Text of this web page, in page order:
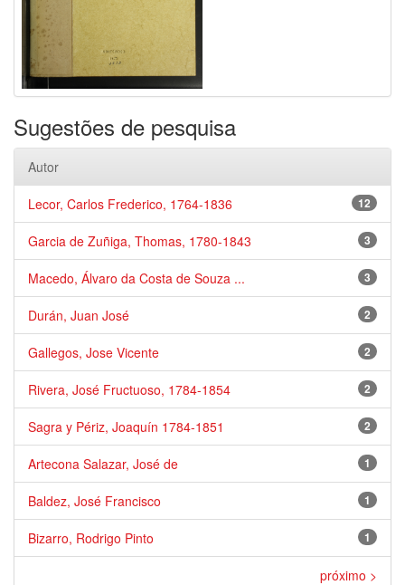
Sugestões de pesquisa
Autor
12
Lecor, Carlos Frederico, 1764-1836
3
Garcia de Zuñiga, Thomas, 1780-1843
3
Macedo, Álvaro da Costa de Souza ...
2
Durán, Juan José
2
Gallegos, Jose Vicente
2
Rivera, José Fructuoso, 1784-1854
2
Sagra y Périz, Joaquín 1784-1851
1
Artecona Salazar, José de
1
Baldez, José Francisco
1
Bizarro, Rodrigo Pinto
próximo >